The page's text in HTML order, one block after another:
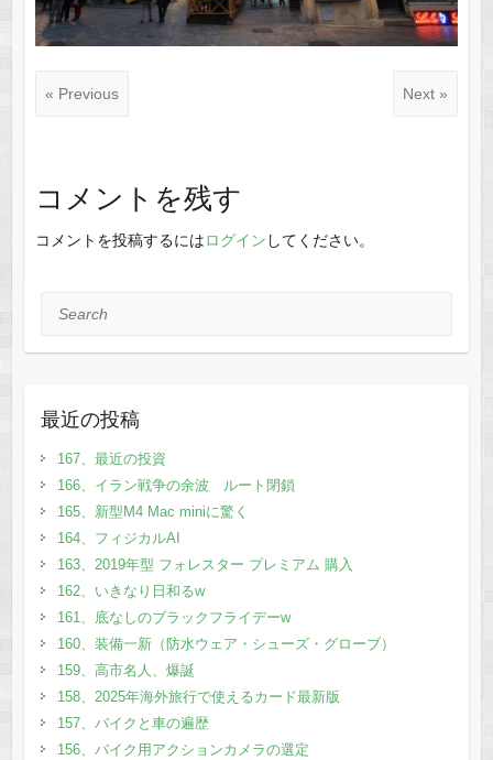
« Previous Next »
コメントを残す
コメントを投稿するにはログイン してください。
Search
最近の投稿
167、最近の投資
166、イラン戦争の余波 ルート閉鎖
165、新型M4 Mac miniに驚く
164、フィジカルAI
163、2019年型 フォレスター プレミアム 購入
162、いきなり日和るw
161、底なしのブラックフライデーw
160、装備一新（防水ウェア・シューズ・グローブ）
159、高市名人、爆誕
158、2025年海外旅行で使えるカード最新版
157、バイクと車の遍歴
156、バイク用アクションカメラの選定